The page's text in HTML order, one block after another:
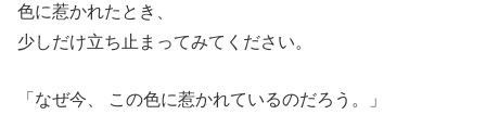
色に惹かれたとき、
少しだけ立ち止まってみてください。
「なぜ今、 この色に惹かれているのだろう。」